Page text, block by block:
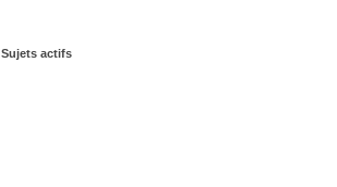
Sujets actifs